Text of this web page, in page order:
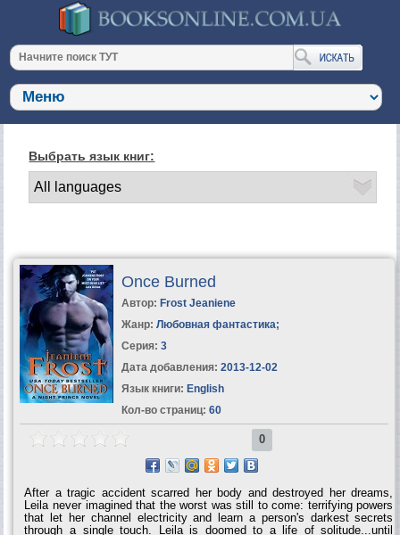
Выбрать язык книг:
Once Burned
Автор: Frost Jeaniene
Жанр: Любовная фантастика;
Серия: 3
Дата добавления: 2013-12-02
Язык книги: English
Кол-во страниц: 60
0
After a tragic accident scarred her body and destroyed her dreams,
Leila never imagined that the worst was still to come: terrifying powers
that let her channel electricity and learn a person's darkest secrets
through a single touch. Leila is doomed to a life of solitude...until